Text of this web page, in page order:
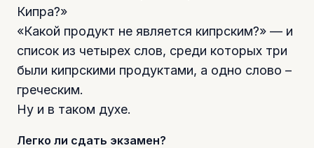
Кипра?»
«Какой продукт не является кипрским?» — и
список из четырех слов, среди которых три
были кипрскими продуктами, а одно слово –
греческим.
Ну и в таком духе.
Легко ли сдать экзамен?